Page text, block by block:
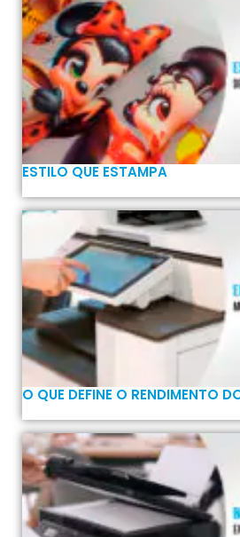
ESTILO QUE ESTAMPA
O QUE DEFINE O RENDIMENTO